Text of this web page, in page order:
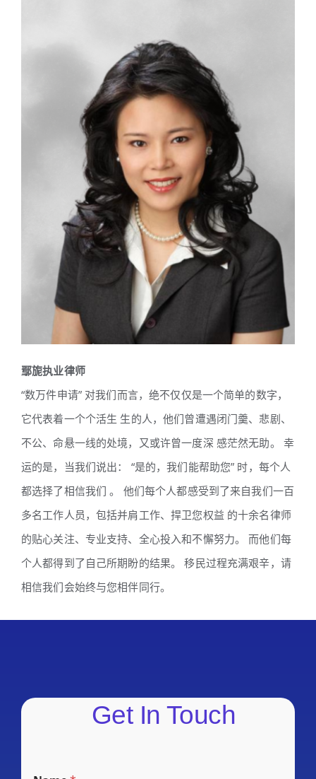
鄢旎执业律师
“数万件申请” 对我们而言，绝不仅仅是一个简单的数字，
它代表着一个个活生 生的人，他们曾遭遇闭门羹、悲剧、
不公、命悬一线的处境，又或许曾一度深 感茫然无助。 幸
运的是，当我们说出： “是的，我们能帮助您” 时，每个人
都选择了相信我们 。 他们每个人都感受到了来自我们一百
多名工作人员，包括并肩工作、捍卫您权益 的十余名律师
的贴心关注、专业支持、全心投入和不懈努力。 而他们每
个人都得到了自己所期盼的结果。 移民过程充满艰辛，请
相信我们会始终与您相伴同行。
Get In Touch